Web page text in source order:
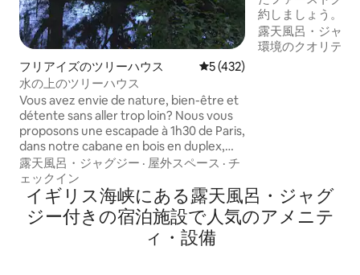
フリアイズのツリーハウス レビュー432件、5つ星中5つ
5 (432)
水の上のツリーハウス
Vous avez envie de nature, bien-être et
détente sans aller trop loin? Nous vous
proposons une escapade à 1h30 de Paris,
dans notre cabane en bois en duplex,
perchée dans les arbres, entre 5 et 8
mètres de hauteur, au dessus d’un petit
étang. Vous serez dans un
environnement calme et reposant,
n’aurez aucun vis à vis, pour une
déconnexion totale en pleine nature.
露天風呂・ジャグジー · 屋外スペース · チ
ェックイン
約しましょう。
ト機内へようこそ
洗練された現代的
露天風呂・ジャグ
環境のクオリティ
イギリス海峡にある露天風呂・ジャグ
ジー付きの宿泊施設で人気のアメニテ
ィ・設備